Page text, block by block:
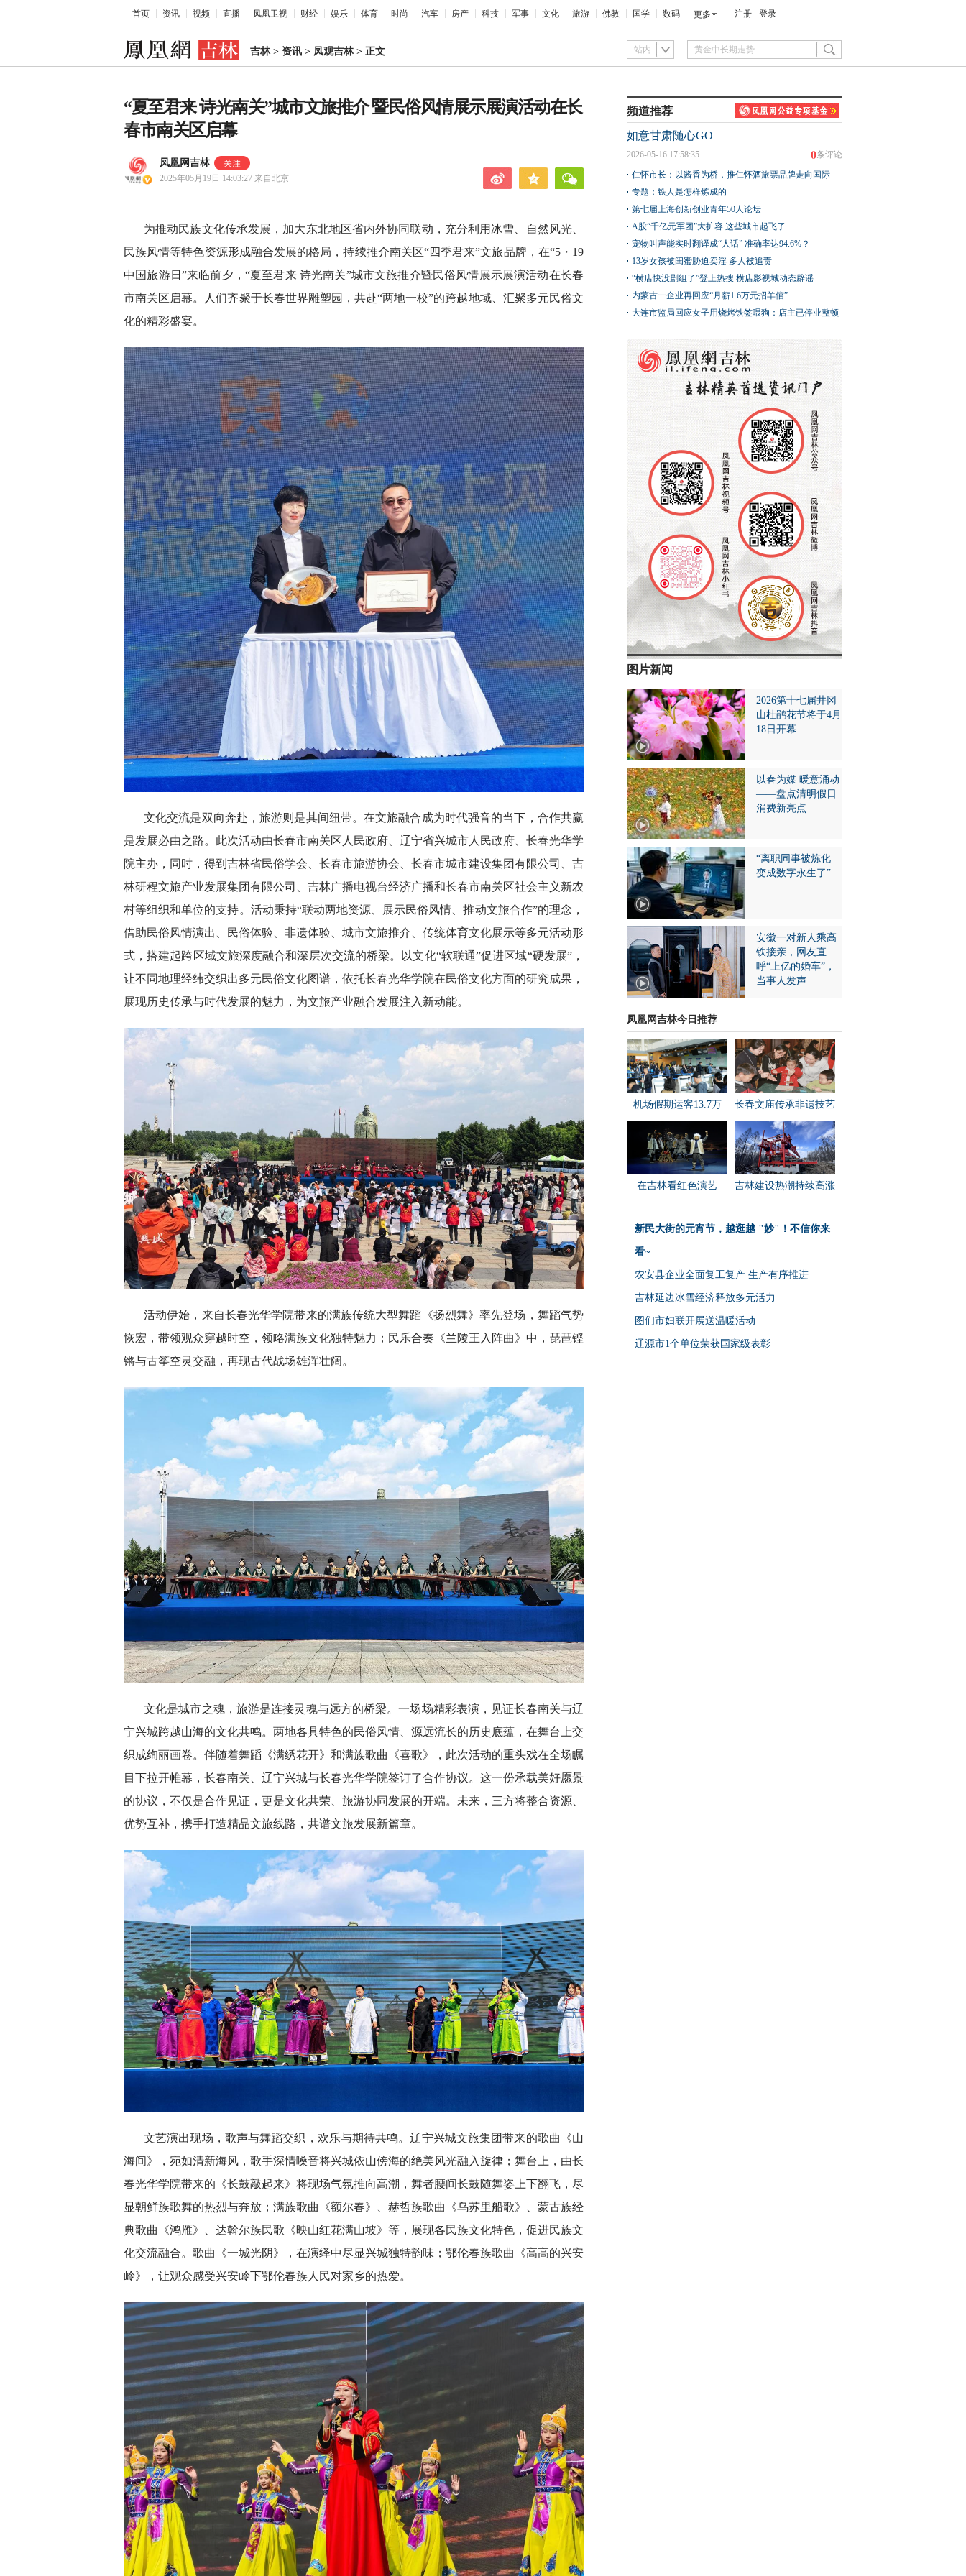
首页 资讯 视频 直播 凤凰卫视 财经 娱乐 体育 时尚 汽车 房产 科技 军事 文化 旅游 佛教 国学 数码 更多 注册 登录
吉林> 资讯 > 凤观吉林> 正文 站内
“夏至君来 诗光南关”城市文旅推介 暨民俗风情展示展演活动在长
春市南关区启幕
凤凰网吉林
2025年05月19日 14:03:27 来自北京
为推动民族文化传承发展，加大东北地区省内外协同联动，充分利用冰雪、自然风光、
民族风情等特色资源形成融合发展的格局，持续推介南关区“四季君来”文旅品牌，在“5・19
中国旅游日”来临前夕，“夏至君来 诗光南关”城市文旅推介暨民俗风情展示展演活动在长春
市南关区启幕。人们齐聚于长春世界雕塑园，共赴“两地一校”的跨越地域、汇聚多元民俗文
化的精彩盛宴。
文化交流是双向奔赴，旅游则是其间纽带。在文旅融合成为时代强音的当下，合作共赢
是发展必由之路。此次活动由长春市南关区人民政府、辽宁省兴城市人民政府、长春光华学
院主办，同时，得到吉林省民俗学会、长春市旅游协会、长春市城市建设集团有限公司、吉
林研程文旅产业发展集团有限公司、吉林广播电视台经济广播和长春市南关区社会主义新农
村等组织和单位的支持。活动秉持“联动两地资源、展示民俗风情、推动文旅合作”的理念，
借助民俗风情演出、民俗体验、非遗体验、城市文旅推介、传统体育文化展示等多元活动形
式，搭建起跨区域文旅深度融合和深层次交流的桥梁。以文化“软联通”促进区域“硬发展”，
让不同地理经纬交织出多元民俗文化图谱，依托长春光华学院在民俗文化方面的研究成果，
展现历史传承与时代发展的魅力，为文旅产业融合发展注入新动能。
活动伊始，来自长春光华学院带来的满族传统大型舞蹈《扬烈舞》率先登场，舞蹈气势
恢宏，带领观众穿越时空，领略满族文化独特魅力；民乐合奏《兰陵王入阵曲》中，琵琶铿
锵与古筝空灵交融，再现古代战场雄浑壮阔。
文化是城市之魂，旅游是连接灵魂与远方的桥梁。一场场精彩表演，见证长春南关与辽
宁兴城跨越山海的文化共鸣。两地各具特色的民俗风情、源远流长的历史底蕴，在舞台上交
织成绚丽画卷。伴随着舞蹈《满绣花开》和满族歌曲《喜歌》，此次活动的重头戏在全场瞩
目下拉开帷幕，长春南关、辽宁兴城与长春光华学院签订了合作协议。这一份承载美好愿景
的协议，不仅是合作见证，更是文化共荣、旅游协同发展的开端。未来，三方将整合资源、
优势互补，携手打造精品文旅线路，共谱文旅发展新篇章。
文艺演出现场，歌声与舞蹈交织，欢乐与期待共鸣。辽宁兴城文旅集团带来的歌曲《山
海间》，宛如清新海风，歌手深情嗓音将兴城依山傍海的绝美风光融入旋律；舞台上，由长
春光华学院带来的《长鼓敲起来》将现场气氛推向高潮，舞者腰间长鼓随舞姿上下翻飞，尽
显朝鲜族歌舞的热烈与奔放；满族歌曲《额尔春》、赫哲族歌曲《乌苏里船歌》、蒙古族经
典歌曲《鸿雁》、达斡尔族民歌《映山红花满山坡》等，展现各民族文化特色，促进民族文
化交流融合。歌曲《一城光阴》，在演绎中尽显兴城独特韵味；鄂伦春族歌曲《高高的兴安
岭》，让观众感受兴安岭下鄂伦春族人民对家乡的热爱。
频道推荐
如意甘肃随心GO
0条评论
2026-05-16 17:58:35
仁怀市长：以酱香为桥，推仁怀酒旅票品牌走向国际
专题：铁人是怎样炼成的
第七届上海创新创业青年50人论坛
A股“千亿元军团”大扩容 这些城市起飞了
宠物叫声能实时翻译成“人话” 准确率达94.6%？
13岁女孩被闺蜜胁迫卖淫 多人被追责
“横店快没剧组了”登上热搜 横店影视城动态辟谣
内蒙古一企业再回应“月薪1.6万元招羊倌”
大连市监局回应女子用烧烤铁签喂狗：店主已停业整顿
图片新闻
2026第十七届井冈
山杜鹃花节将于4月
18日开幕
以春为媒 暖意涌动
——盘点清明假日
消费新亮点
“离职同事被炼化
变成数字永生了”
安徽一对新人乘高
铁接亲，网友直
呼“上亿的婚车”，
当事人发声
凤凰网吉林今日推荐
机场假期运客13.7万 长春文庙传承非遗技艺
在吉林看红色演艺 吉林建设热潮持续高涨
新民大街的元宵节，越逛越 "妙"！不信你来
看~
农安县企业全面复工复产 生产有序推进
吉林延边冰雪经济释放多元活力
图们市妇联开展送温暖活动
辽源市1个单位荣获国家级表彰